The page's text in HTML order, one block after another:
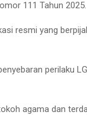
111 Tahun 2025.
resmi yang
perilaku
agama dan